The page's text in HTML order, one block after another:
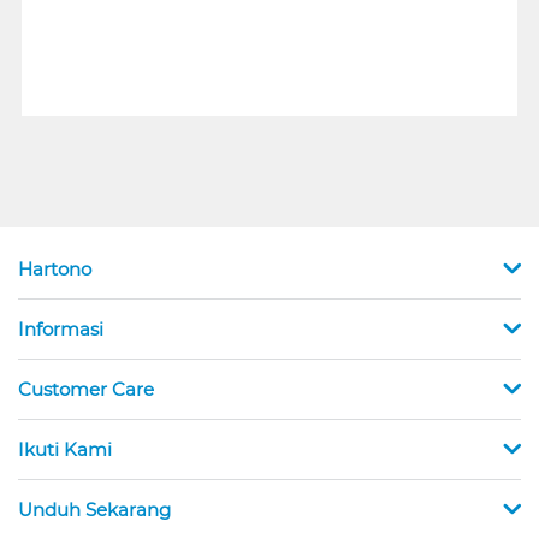
Hartono
Informasi
Customer Care
Ikuti Kami
Unduh Sekarang